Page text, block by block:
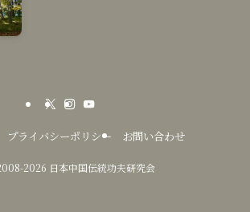
プライバシーポリシー お問い合わせ
2026 日本中国伝統功夫研究会